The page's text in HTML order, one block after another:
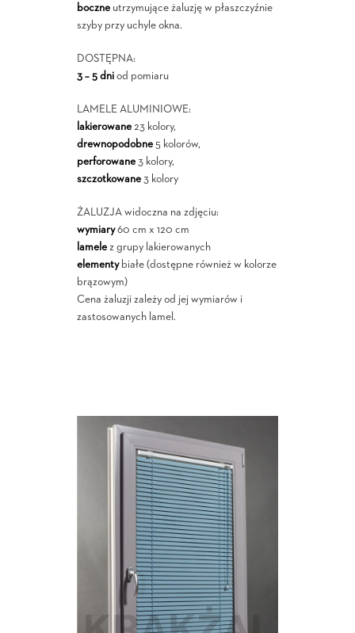
boczneutrzymujące żaluzję w płaszczyźnie
szyby przy uchyle okna.
DOSTĘPNA:
3 – 5 dniod pomiaru
LAMELE ALUMINIOWE:
lakierowane23 kolory,
drewnopodobne5 kolorów,
perforowane3 kolory,
szczotkowane3 kolory
ŻALUZJA widoczna na zdjęciu:
wymiary60 cm x 120 cm
lamelez grupy lakierowanych
elementybiałe (dostępne również w kolorze
brązowym)
Cena żaluzji zależy od jej wymiarów i
zastosowanych lamel.